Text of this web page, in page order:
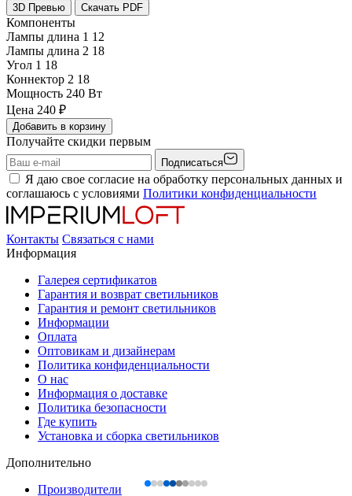
3D Превью Скачать PDF
Компоненты
Лампы длина 1 12
Лампы длина 2 18
Угол 1 18
Коннектор 2 18
Мощность 240 Вт
Цена 240 ₽
Добавить в корзину
Получайте скидки первым
Подписаться
Я даю свое согласие на обработку персональных данных и
соглашаюсь с условиями Политики конфиденциальности
Контакты Связаться с нами
Информация
Галерея сертификатов
Гарантия и возврат светильников
Гарантия и ремонт светильников
Информации
Оплата
Оптовикам и дизайнерам
Политика конфиденциальности
О нас
Информация о доставке
Политика безопасности
Где купить
Установка и сборка светильников
Дополнительно
Производители